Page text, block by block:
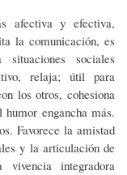
afectiva y efectiva,
la comunicación, es
sociales
relaja; útil para
los otros, cohesiona
engancha más.
Favorece la amistad
y la articulación de
integradora